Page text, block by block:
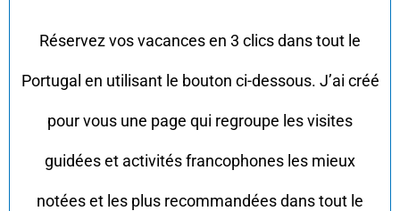
Réservez vos vacances en 3 clics dans tout le
Portugal en utilisant le bouton ci-dessous. J’ai créé
pour vous une page qui regroupe les visites
guidées et activités francophones les mieux
notées et les plus recommandées dans tout le